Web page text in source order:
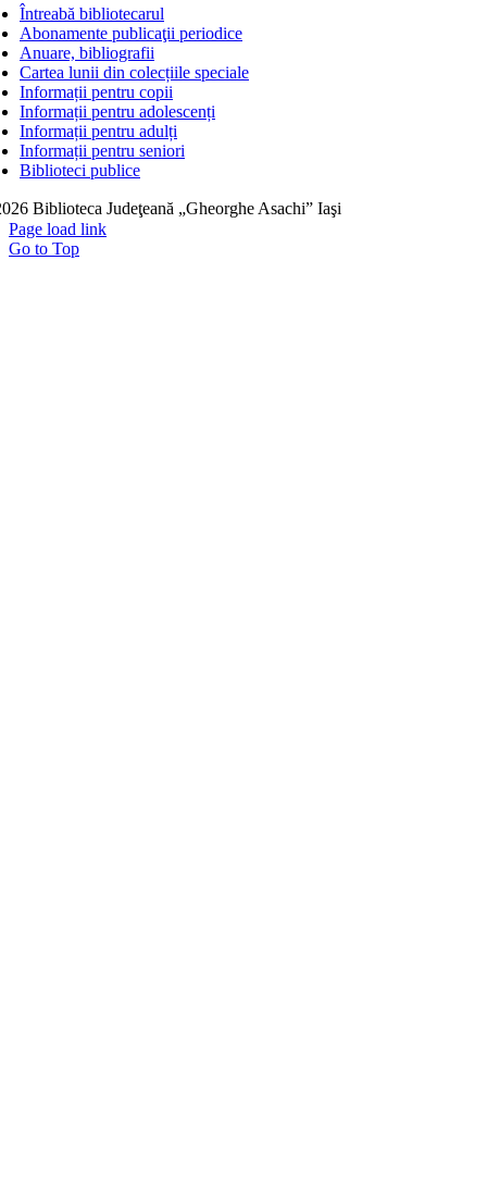
Întreabă bibliotecarul
Abonamente publicaţii periodice
Anuare, bibliografii
Cartea lunii din colecțiile speciale
Informații pentru copii
Informații pentru adolescenți
Informații pentru adulți
Informații pentru seniori
Biblioteci publice
Biblioteca Judeţeană „Gheorghe Asachi” Iaşi
Page load link
Go to Top